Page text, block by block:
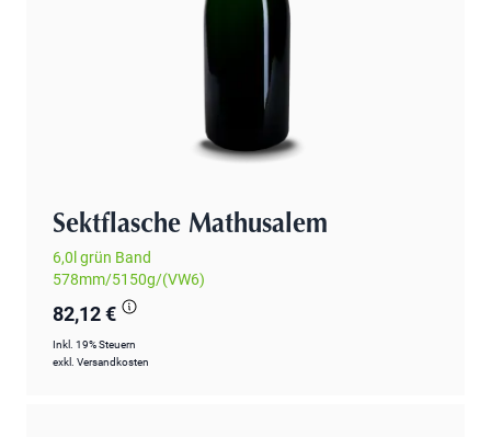
Sektflasche Mathusalem
6,0l grün Band
578mm/5150g/(VW6)
82,12 €
Inkl. 19% Steuern
exkl. Versandkosten